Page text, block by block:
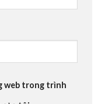
web trong trình